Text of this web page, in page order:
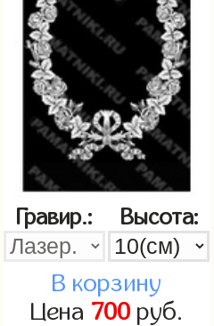
Гравир.: Высота:
В корзину
Цена 700руб.